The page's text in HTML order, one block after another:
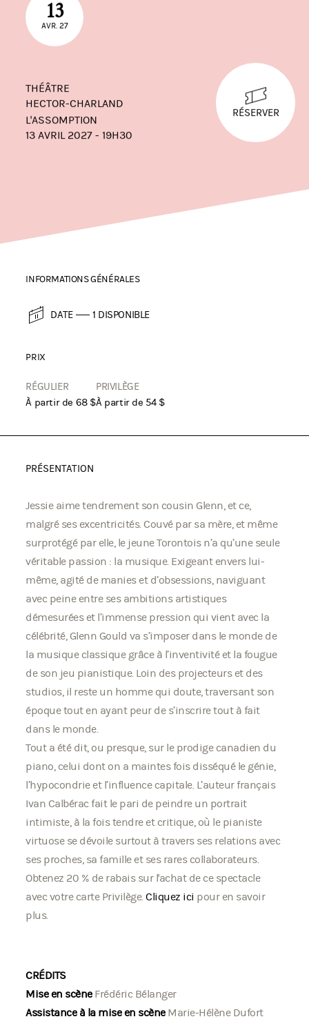
13
AVR. 27
THÉÂTRE
HECTOR-CHARLAND
13 AVRIL 2027 - 19H30
L'ASSOMPTION
RÉSERVER
INFORMATIONS GÉNÉRALES
DATE 1 DISPONIBLE
PRIX
RÉGULIER
À partir de 68 $
PRIVILÈGE
À partir de 54 $
PRÉSENTATION
Jessie aime tendrement son cousin Glenn, et ce,
malgré ses excentricités. Couvé par sa mère, et même
surprotégé par elle, le jeune Torontois n’a qu’une seule
véritable passion : la musique. Exigeant envers lui-
même, agité de manies et d’obsessions, naviguant
avec peine entre ses ambitions artistiques
démesurées et l’immense pression qui vient avec la
célébrité, Glenn Gould va s’imposer dans le monde de
la musique classique grâce à l’inventivité et la fougue
de son jeu pianistique. Loin des projecteurs et des
studios, il reste un homme qui doute, traversant son
époque tout en ayant peur de s’inscrire tout à fait
dans le monde.
Tout a été dit, ou presque, sur le prodige canadien du
piano, celui dont on a maintes fois disséqué le génie,
l’hypocondrie et l’influence capitale. L’auteur français
Ivan Calbérac fait le pari de peindre un portrait
intimiste, à la fois tendre et critique, où le pianiste
virtuose se dévoile surtout à travers ses relations avec
ses proches, sa famille et ses rares collaborateurs.
Obtenez 20 % de rabais sur l'achat de ce spectacle
avec votre carte Privilège.Cliquez ici pour en savoir
plus.
CRÉDITS
Mise en scène Frédéric Bélanger
Assistance à la mise en scèneMarie-Hélène Dufort